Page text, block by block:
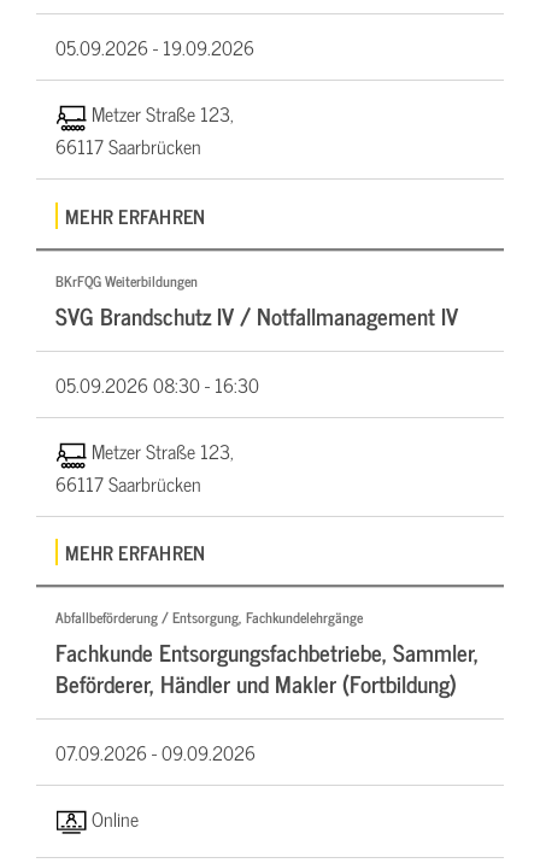
05.09.2026 -19.09.2026
Metzer Straße 123,
66117 Saarbrücken
MEHR ERFAHREN
BKrFQG Weiterbildungen
SVG Brandschutz IV / Notfallmanagement IV
05.09.202608:30 - 16:30
Metzer Straße 123,
66117 Saarbrücken
MEHR ERFAHREN
Abfallbeförderung / Entsorgung, Fachkundelehrgänge
Fachkunde Entsorgungsfachbetriebe, Sammler,
Beförderer, Händler und Makler (Fortbildung)
07.09.2026 -09.09.2026
Online